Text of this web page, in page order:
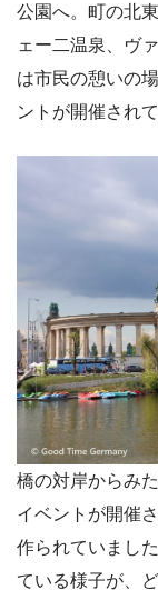
公園へ。町の北
ェー二温泉、ヴ
は市民の憩いの
ントが開催され
橋の対岸からみ
イベントが開催
作られていまし
ている様子が、